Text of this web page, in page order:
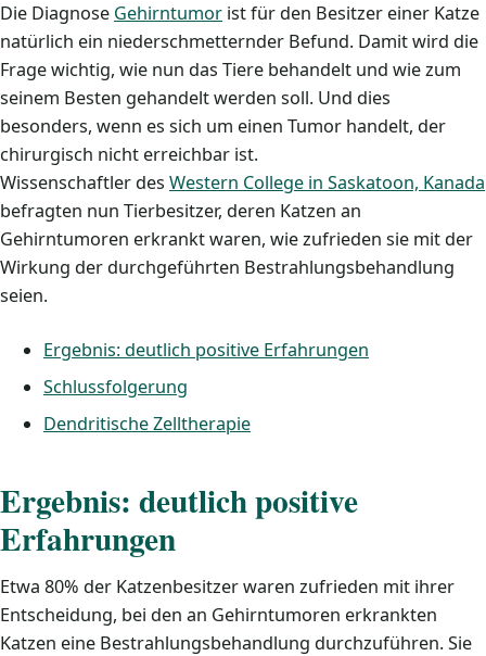
Die Diagnose Gehirntumor ist für den Besitzer einer Katze
natürlich ein niederschmetternder Befund. Damit wird die
Frage wichtig, wie nun das Tiere behandelt und wie zum
seinem Besten gehandelt werden soll. Und dies
besonders, wenn es sich um einen Tumor handelt, der
chirurgisch nicht erreichbar ist.
Wissenschaftler des Western College in Saskatoon, Kanada
befragten nun Tierbesitzer, deren Katzen an
Gehirntumoren erkrankt waren, wie zufrieden sie mit der
Wirkung der durchgeführten Bestrahlungsbehandlung
seien.
Ergebnis: deutlich positive Erfahrungen
Schlussfolgerung
Dendritische Zelltherapie
Ergebnis: deutlich positive
Erfahrungen
Etwa 80% der Katzenbesitzer waren zufrieden mit ihrer
Entscheidung, bei den an Gehirntumoren erkrankten
Katzen eine Bestrahlungsbehandlung durchzuführen. Sie